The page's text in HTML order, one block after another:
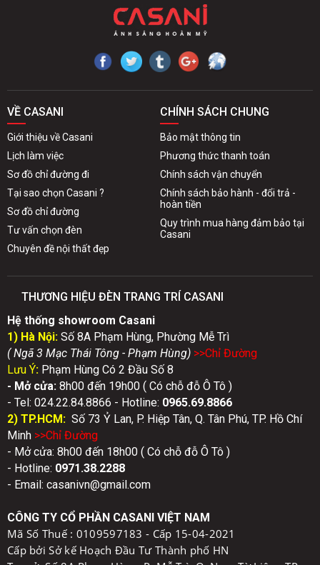
VỀ CASANI
Giới thiệu về Casani
Lịch làm việc
Sơ đồ chỉ đường đi
Tại sao chọn Casani ?
Sơ đồ chỉ đường
Tư vấn chọn đèn
Chuyên đề nội thất đẹp
CHÍNH SÁCH CHUNG
Bảo mật thông tin
Phương thức thanh toán
Chính sách vận chuyển
Chính sách bảo hành - đổi trả -
hoàn tiền
Quy trình mua hàng đảm bảo tại
Casani
THƯƠNG HIỆU ĐÈN TRANG TRÍ CASANI
Hệ thống showroom Casani
1) Hà Nội: Số 8A Phạm Hùng, Phường Mễ Trì
( Ngã 3 Mạc Thái Tông - Phạm Hùng) >>Chỉ Đường
Lưu Ý: Phạm Hùng Có 2 Đầu Số 8
- Mở cửa: 8h00 đến 19h00 ( Có chỗ đỗ Ô Tô )
- Tel: 024.22.84.8866 - Hotline: 0965.69.8866
2) TP.HCM: Số 73 Ỷ Lan, P. Hiệp Tân, Q. Tân Phú, TP. Hồ Chí
Minh >>Chỉ Đường
- Mở cửa: 8h00 đến 18h00 ( Có chỗ đỗ Ô Tô )
- Hotline: 0971.38.2288
- Email: casanivn@gmail.com
CÔNG TY CỔ PHẦN CASANI VIỆT NAM
Mã Số Thuế : 0109597183 - Cấp 15-04-2021
Cấp bởi Sở kế Hoạch Đầu Tư Thành phố HN